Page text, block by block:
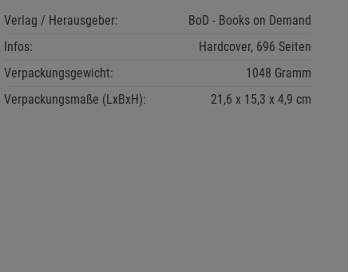
Verlag / Herausgeber:
BoD - Books on Demand
Infos:
Hardcover, 696 Seiten
Verpackungsgewicht:
1048 Gramm
Verpackungsmaße (LxBxH):
21,6 15,3 4,9 cm